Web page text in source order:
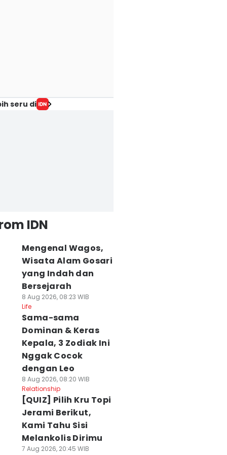
seru di
IDN
Mengenal Wagos,
Wisata Alam Gosari
yang Indah dan
Bersejarah
8 Aug 2026, 08:23 WIB
Life
Sama-sama
Dominan & Keras
Kepala, 3 Zodiak Ini
Nggak Cocok
dengan Leo
8 Aug 2026, 08:20 WIB
Relationship
[QUIZ] Pilih Kru Topi
Jerami Berikut,
Kami Tahu Sisi
Melankolis Dirimu
7 Aug 2026, 20:45 WIB